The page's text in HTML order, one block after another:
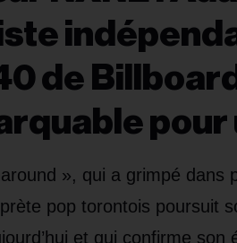
de
», qui a grimpé dans
pop torontois poursuit
et qui confirme son